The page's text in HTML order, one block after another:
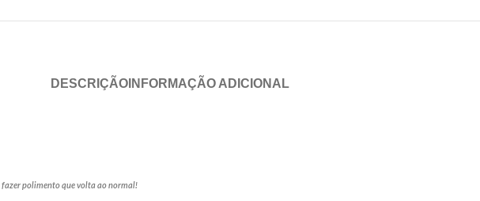
DESCRIÇÃO INFORMAÇÃO ADICIONAL
fazer polimento que volta ao normal!